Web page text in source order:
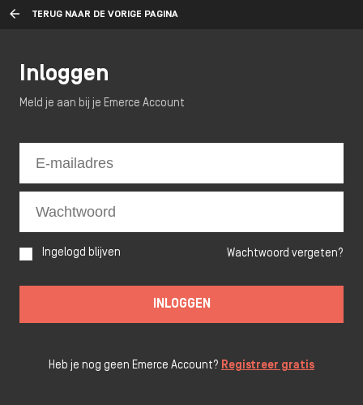
TERUG NAAR DE VORIGE PAGINA
Inloggen
Meld je aan bij je Emerce Account
Ingelogd blijven Wachtwoord vergeten?
INLOGGEN
Heb je nog geen Emerce Account? Registreer gratis